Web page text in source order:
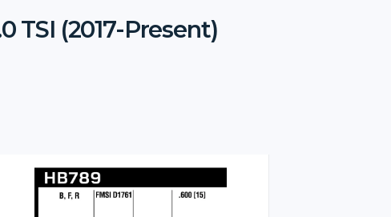
TSI (2017-Present)